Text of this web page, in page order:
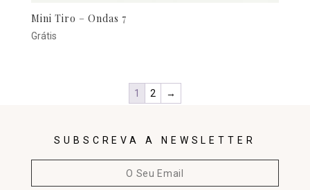
Mini Tiro – Ondas 7
Grátis
1 2 →
SUBSCREVA A NEWSLETTER